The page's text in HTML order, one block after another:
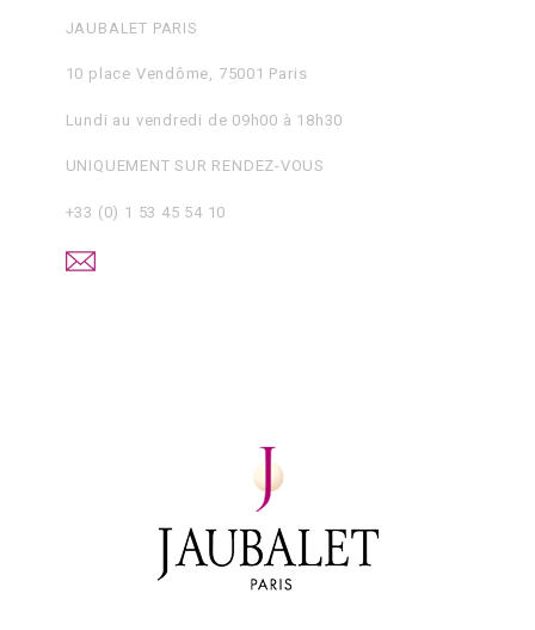
JAUBALET PARIS
10 place Vendôme, 75001 Paris
Lundi au vendredi de 09h00 à 18h30
UNIQUEMENT SUR RENDEZ-VOUS
+33 (0) 1 53 45 54 10